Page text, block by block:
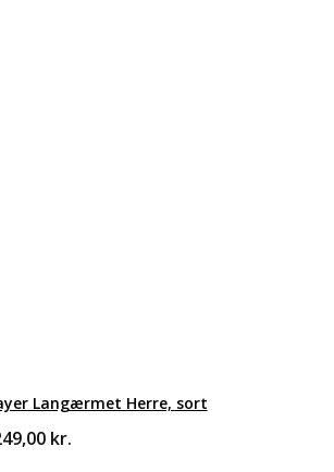
Langærmet Herre, sort
kr.